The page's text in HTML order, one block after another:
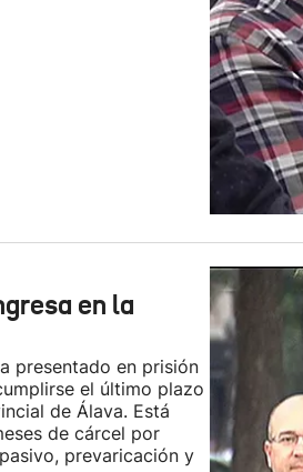
en la
presentado en prisión
el último plazo
de Álava. Está
de cárcel por
prevaricación y